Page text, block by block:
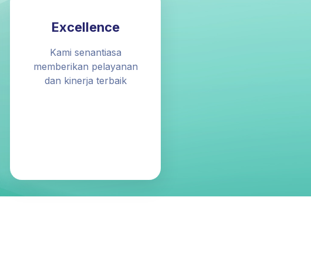
Excellence
Kami senantiasa
memberikan pelayanan
dan kinerja terbaik